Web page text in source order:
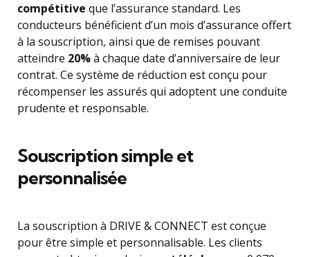
compétitive que l’assurance standard. Les
conducteurs bénéficient d’un mois d’assurance offert
à la souscription, ainsi que de remises pouvant
atteindre 20%à chaque date d’anniversaire de leur
contrat. Ce système de réduction est conçu pour
récompenser les assurés qui adoptent une conduite
prudente et responsable.
Souscription simple et
personnalisée
La souscription à DRIVE & CONNECT est conçue
pour être simple et personnalisable. Les clients